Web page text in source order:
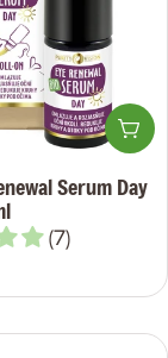
Serum Day
(7)